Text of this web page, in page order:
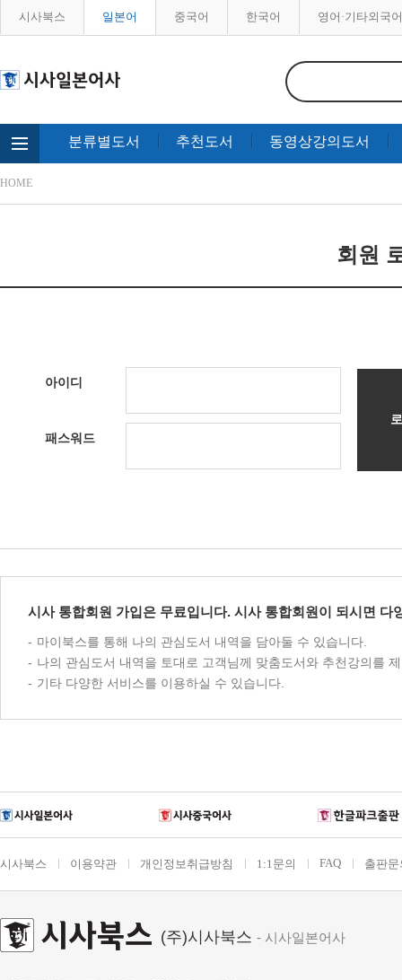
시사북스 일본어 중국어 한국어 영어·기타외국어
분류별도서 추천도서 동영상강의도서
HOME
회원
아이디
패스워드
시사 통합회원 가입은 무료입니다. 시사 통합회원이 되시면 다
마이북스를 통해 나의 관심도서 내역을 담아둘 수 있습니다.
나의 관심도서 내역을 토대로 고객님께 맞춤도서와 추천강의를
기타 다양한 서비스를 이용하실 수 있습니다.
시사북스 이용약관 개인정보취급방침 1:1문의 FAQ 출판문
(주)시사북스 - 시사일본어사